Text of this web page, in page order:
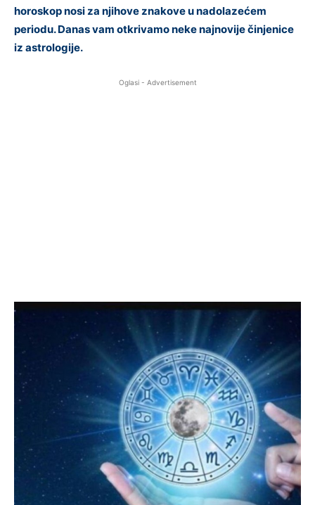
horoskop nosi za njihove znakove u nadolazećem
periodu. Danas vam otkrivamo neke najnovije činjenice
iz astrologije.
Oglasi - Advertisement